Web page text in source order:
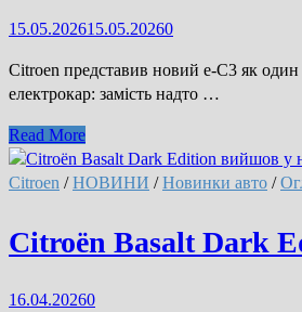
15.05.202615.05.20260
Citroen представив новий e-C3 як один
електрокар: замість надто …
Новий
Citroen
C3
електричним:
ціна,
ходу
Read More
Citroen /НОВИНИ /Новинки авто /
Citroën Basalt Dark
16.04.20260